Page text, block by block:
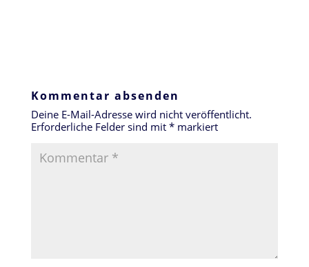
Kommentar absenden
Deine E-Mail-Adresse wird nicht veröffentlicht.
Erforderliche Felder sind mit *markiert